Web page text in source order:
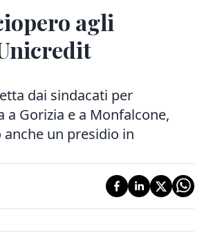
agli
dai sindacati per
a Gorizia e a Monfalcone,
un presidio in